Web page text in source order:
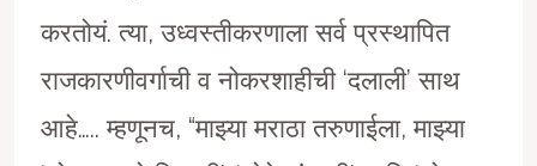
करतोयं. त्या, उध्वस्तीकरणाला सर्व प्रस्थापित
राजकारणीवर्गाची व नोकरशाहीची ‘दलाली’ साथ
आहे….. म्हणूनच, “माझ्या मराठा तरुणाईला, माझ्या